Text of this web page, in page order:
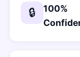
🔒
100%